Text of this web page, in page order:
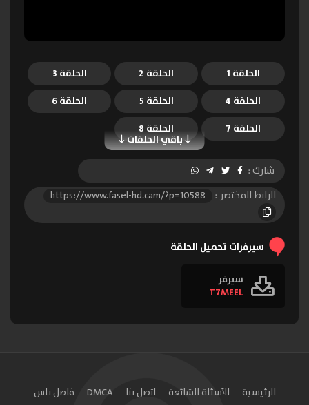
الحلقة 1 الحلقة 2
الحلقة 3
الحلقة 4
الحلقة 5 الحلقة 6
باقي الحلقات
الحلقة 7 الحلقة 8
شارك :
الرابط المختصر :
https://www.fasel-hd.cam/?p=10588
سيرفرات تحميل الحلقة
سيرفر
T7MEEL
الرئيسية الأسئلة الشائعة اتصل بنا DMCA فاصل بلس